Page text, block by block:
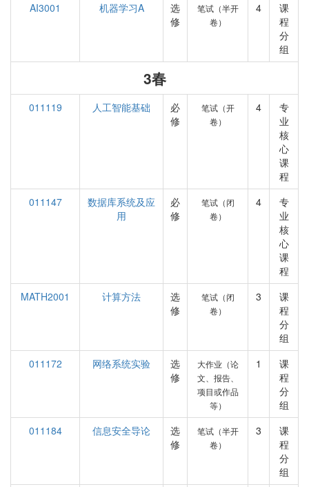
AI3001
机器学习A
选
修
笔试（半开
卷）
4
课
程
分
组
3春
011119 人工智能基础
必
修
笔试（开
卷）
4
专
业
核
心
课
程
011147
数据库系统及应
用
必
修
笔试（闭
卷）
4
专
业
核
心
课
程
MATH2001
计算方法
选
修
笔试（闭
卷）
3
课
程
分
组
011172
网络系统实验
选
修
大作业（论
文、报告、
项目或作品
等）
1
课
程
分
组
011184
信息安全导论
选
修
笔试（半开
卷）
3
课
程
分
组